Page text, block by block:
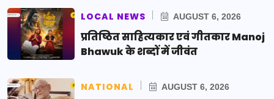
LOCAL NEWS AUGUST 6, 2026
प्रतिष्ठित साहित्यकार एवं गीतकार Manoj
Bhawuk के शब्दों में जीवंत
NATIONAL AUGUST 6, 2026